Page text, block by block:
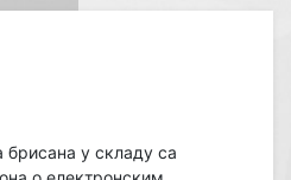
у складу са